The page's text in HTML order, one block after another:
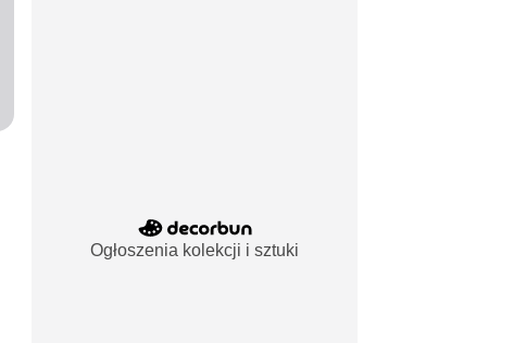
Ogłoszenia kolekcji i sztuki